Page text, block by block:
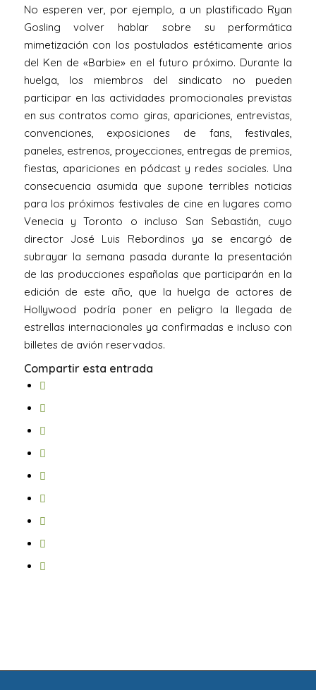
No esperen ver, por ejemplo, a un plastificado Ryan
Gosling volver hablar sobre su performática
mimetización con los postulados estéticamente arios
del Ken de «Barbie» en el futuro próximo. Durante la
huelga, los miembros del sindicato no pueden
participar en las actividades promocionales previstas
en sus contratos como giras, apariciones, entrevistas,
convenciones, exposiciones de fans, festivales,
paneles, estrenos, proyecciones, entregas de premios,
fiestas, apariciones en pódcast y redes sociales. Una
consecuencia asumida que supone terribles noticias
para los próximos festivales de cine en lugares como
Venecia y Toronto o incluso San Sebastián, cuyo
director José Luis Rebordinos ya se encargó de
subrayar la semana pasada durante la presentación
de las producciones españolas que participarán en la
edición de este año, que la huelga de actores de
Hollywood podría poner en peligro la llegada de
estrellas internacionales ya confirmadas e incluso con
billetes de avión reservados.
Compartir esta entrada